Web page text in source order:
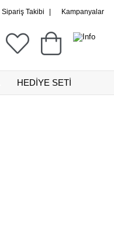
Sipariş Takibi Kampanyalar
HEDİYE SETİ